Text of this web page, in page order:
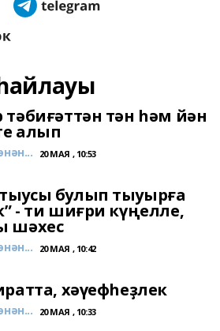
тәбиғәттән тән һәм йән
алып
20 МАЯ , 10:53
булып тыуырға
- ти шиғри күңелле,
шәхес
20 МАЯ , 10:42
хәүефһеҙлек
20 МАЯ , 10:33